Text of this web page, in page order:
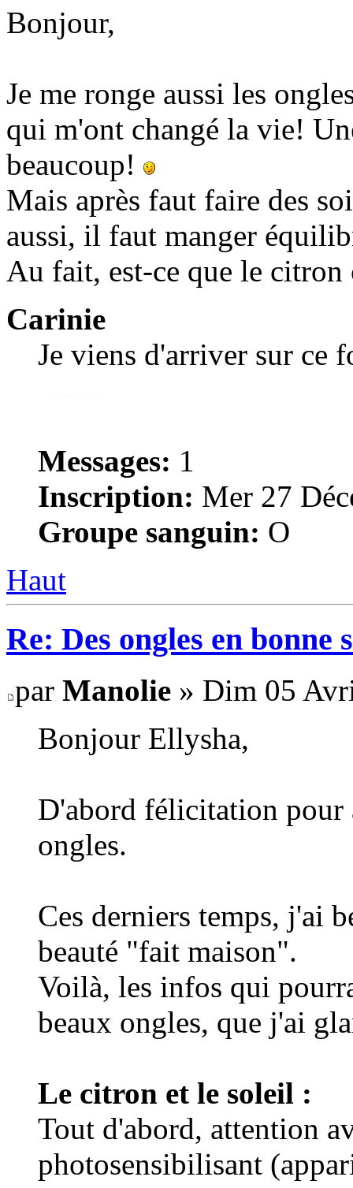
Bonjour,
Je me ronge aussi les
qui m'ont changé la vie!
beaucoup!
Mais après faut faire des
aussi, il faut manger
Au fait, est-ce que le citron
Carinie
Je viens d'arriver sur ce
Messages: 1
Inscription: Mer 27
Groupe sanguin: O
Haut
Re: Des ongles en bonne
par Manolie » Dim 05
Bonjour Ellysha,
D'abord félicitation pour
ongles.
Ces derniers temps, j'ai
beauté "fait maison".
Voilà, les infos qui
beaux ongles, que j'ai
Le citron et le soleil :
Tout d'abord, attention
photosensibilisant